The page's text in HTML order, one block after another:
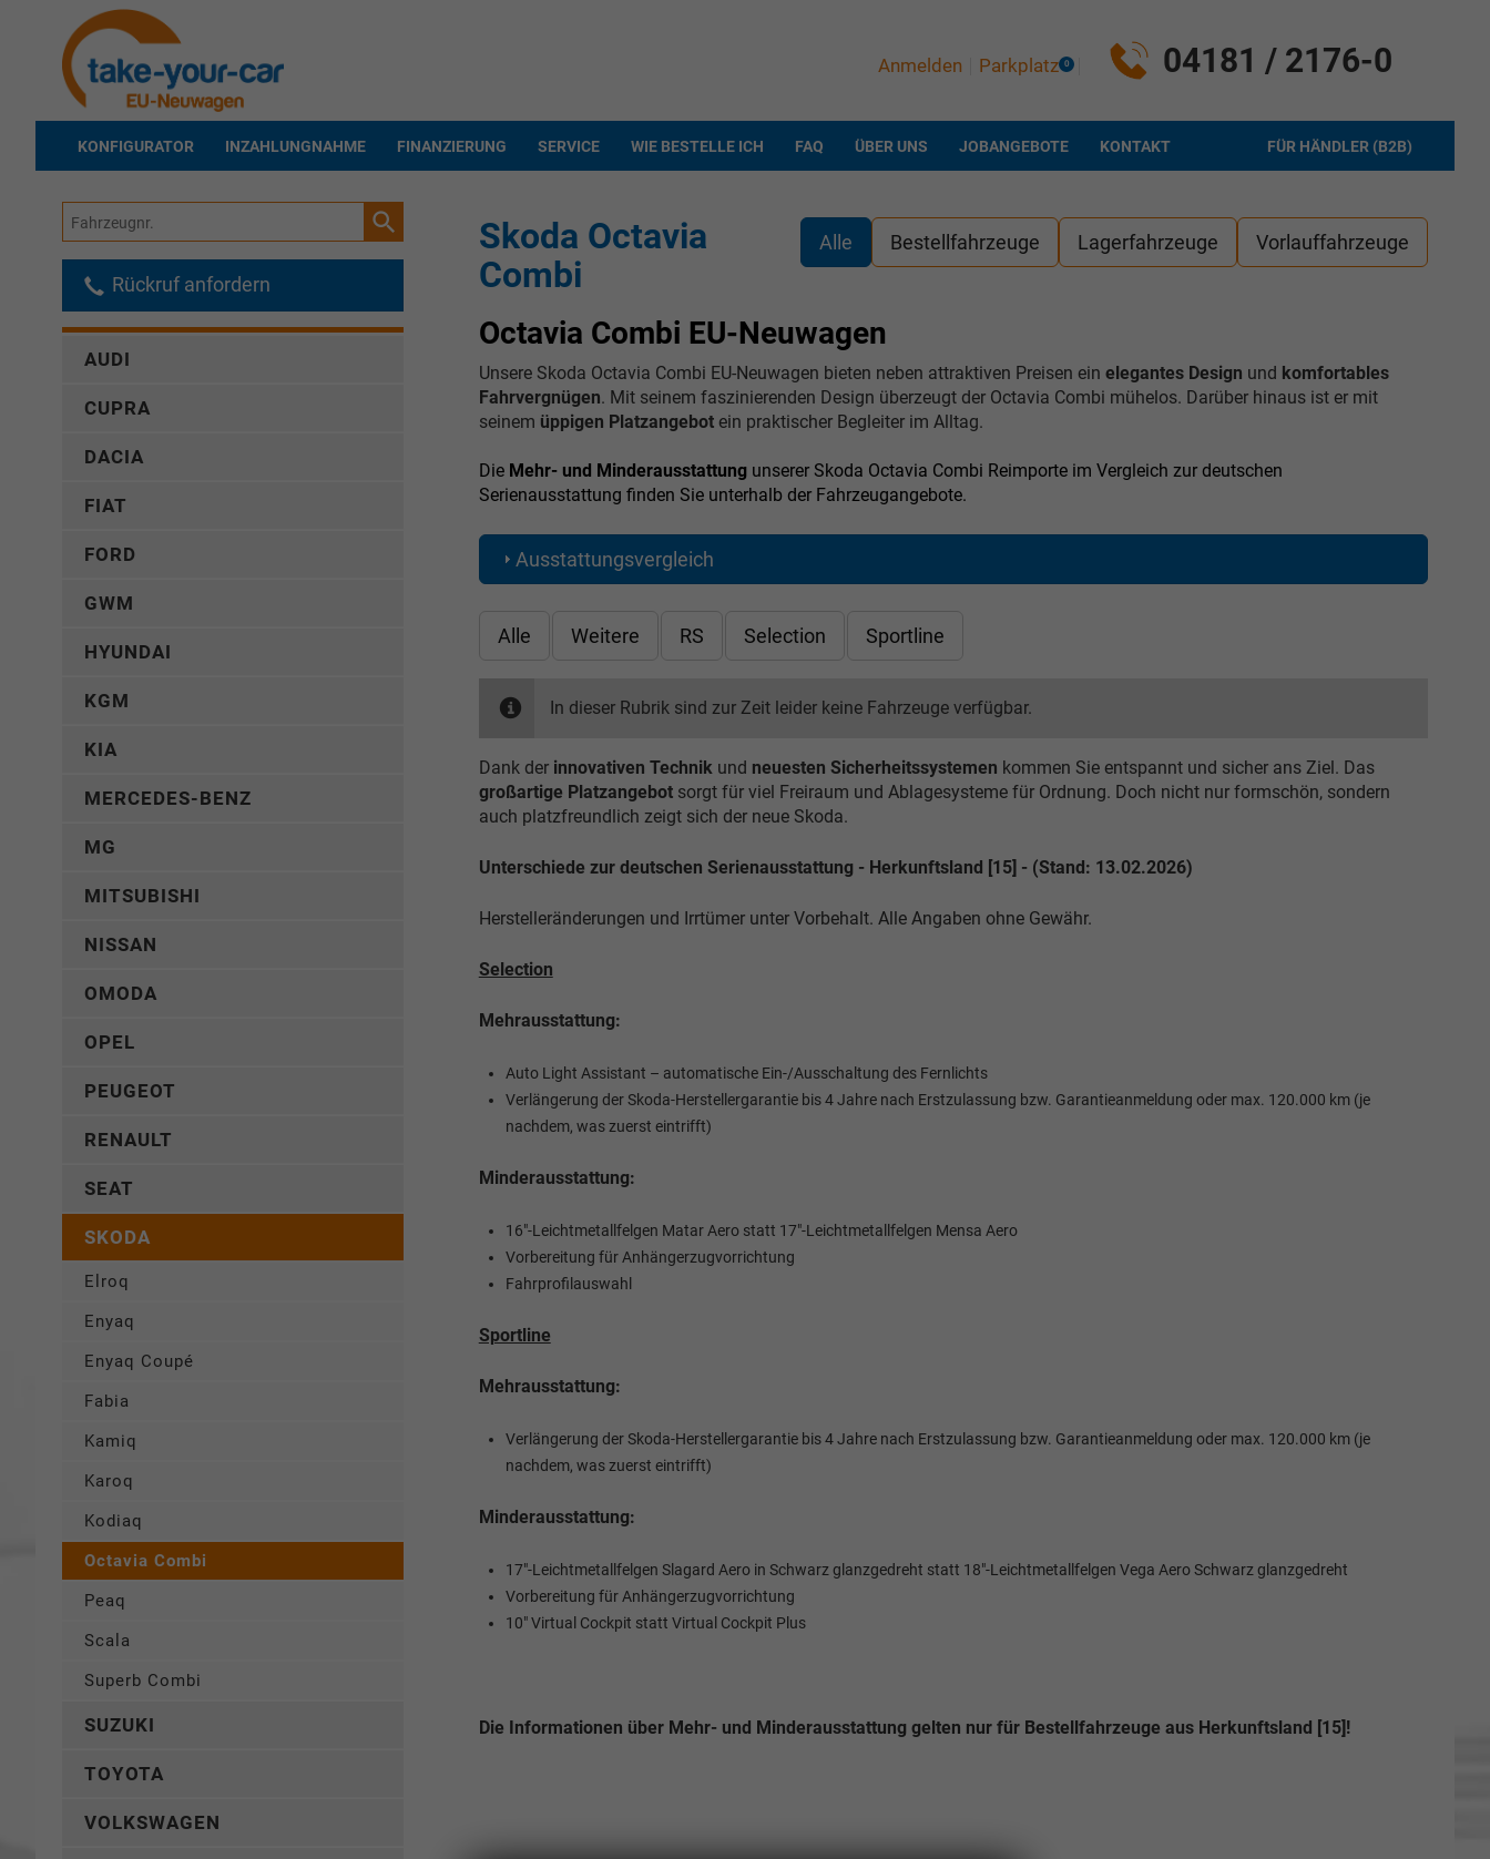
04181 / 2176-0
Anmelden Parkplatz 0
KONFIGURATOR INZAHLUNGNAHME FINANZIERUNG SERVICE WIE BESTELLE ICH FAQ ÜBER UNS JOBANGEBOTE FÜR HÄNDLER (B2B)
KONTAKT
Alle Bestellfahrzeuge Lagerfahrzeuge Vorlauffahrzeuge
Skoda Octavia
Combi
Octavia Combi EU-Neuwagen
Unsere Skoda Octavia Combi EU-Neuwagen bieten neben attraktiven Preisen ein elegantes Design und komfortables
Fahrvergnügen. Mit seinem faszinierenden Design überzeugt der Octavia Combi mühelos. Darüber hinaus ist er mit
seinem üppigen Platzangebotein praktischer Begleiter im Alltag.
Die Mehr- und Minderausstattung unserer Skoda Octavia Combi Reimporte im Vergleich zur deutschen
Serienausstattung finden Sie unterhalb der Fahrzeugangebote.
Ausstattungsvergleich
Alle Weitere RS Selection Sportline
In dieser Rubrik sind zur Zeit leider keine Fahrzeuge verfügbar.
Dank derinnovativen Technikund neuesten Sicherheitssystemen kommen Sie entspannt und sicher ans Ziel. Das
großartige Platzangebotsorgt für viel Freiraum und Ablagesysteme für Ordnung. Doch nicht nur formschön, sondern
auch platzfreundlich zeigt sich der neue Skoda.
Unterschiede zur deutschen Serienausstattung - Herkunftsland [15] - (Stand: 13.02.2026)
Herstelleränderungen und Irrtümer unter Vorbehalt. Alle Angaben ohne Gewähr.
Selection
Mehrausstattung:
Auto Light Assistant – automatische Ein-/Ausschaltung des Fernlichts
Verlängerung der Skoda-Herstellergarantie bis 4 Jahre nach Erstzulassung bzw. Garantieanmeldung oder max. 120.000 km (je
nachdem, was zuerst eintrifft)
Minderausstattung:
16"-Leichtmetallfelgen Matar Aero statt 17"-Leichtmetallfelgen Mensa Aero
Vorbereitung für Anhängerzugvorrichtung
Fahrprofilauswahl
Sportline
Mehrausstattung:
Verlängerung der Skoda-Herstellergarantie bis 4 Jahre nach Erstzulassung bzw. Garantieanmeldung oder max. 120.000 km (je
nachdem, was zuerst eintrifft)
Minderausstattung:
17"-Leichtmetallfelgen Slagard Aero in Schwarz glanzgedreht statt 18"-Leichtmetallfelgen Vega Aero Schwarz glanzgedreht
Vorbereitung für Anhängerzugvorrichtung
10" Virtual Cockpit statt Virtual Cockpit Plus
Die Informationen über Mehr- und Minderausstattung gelten nur für Bestellfahrzeuge aus Herkunftsland [15]!
Fahrzeugnr.
Rückruf anfordern
AUDI
CUPRA
DACIA
FIAT
FORD
GWM
HYUNDAI
KGM
KIA
MERCEDES-BENZ
MG
MITSUBISHI
NISSAN
OMODA
OPEL
PEUGEOT
RENAULT
SEAT
SKODA
Elroq
Enyaq
Enyaq Coupé
Fabia
Kamiq
Karoq
Kodiaq
Octavia Combi
Peaq
Scala
Superb Combi
SUZUKI
TOYOTA
VOLKSWAGEN